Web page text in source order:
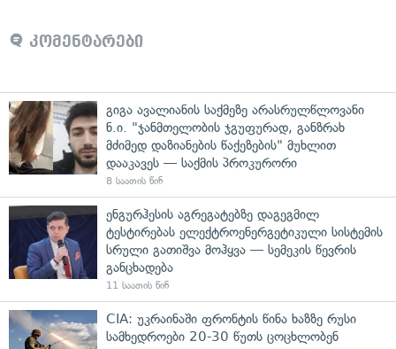
კომენტარები
გიგა ავალიანის საქმეზე არასრულწლოვანი
ნ.ი. "ჯანმთელობის ჯგუფურად, განზრახ
მძიმედ დაზიანების წაქეზების" მუხლით
დააკავეს — საქმის პროკურორი
8 საათის წინ
ენგურჰესის აგრეგატებზე დაგეგმილ
ტესტირებას ელექტროენერგეტიკული სისტემის
სრული გათიშვა მოჰყვა — სემეკის წევრის
განცხადება
11 საათის წინ
CIA: უკრაინაში ფრონტის წინა ხაზზე რუსი
სამხედროები 20-30 წუთს ცოცხლობენ